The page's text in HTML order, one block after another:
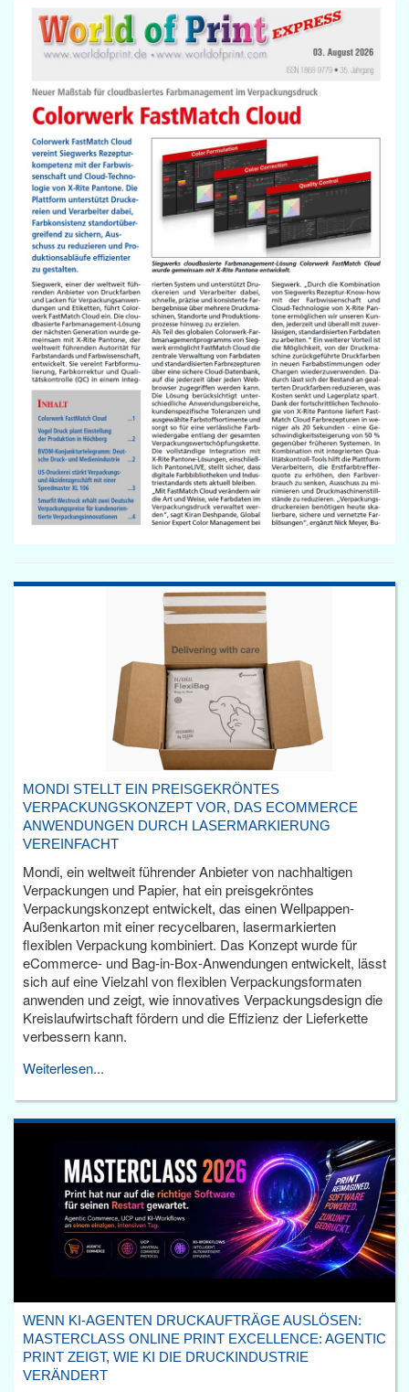
MONDI STELLT EIN PREISGEKRÖNTES
VERPACKUNGSKONZEPT VOR, DAS ECOMMERCE
ANWENDUNGEN DURCH LASERMARKIERUNG
VEREINFACHT
Mondi, ein weltweit führender Anbieter von nachhaltigen
Verpackungen und Papier, hat ein preisgekröntes
Verpackungskonzept entwickelt, das einen Wellpappen-
Außenkarton mit einer recycelbaren, lasermarkierten
flexiblen Verpackung kombiniert. Das Konzept wurde für
eCommerce- und Bag-in-Box-Anwendungen entwickelt, lässt
sich auf eine Vielzahl von flexiblen Verpackungsformaten
anwenden und zeigt, wie innovatives Verpackungsdesign die
Kreislaufwirtschaft fördern und die Effizienz der Lieferkette
verbessern kann.
Weiterlesen...
WENN KI-AGENTEN DRUCKAUFTRÄGE AUSLÖSEN:
MASTERCLASS ONLINE PRINT EXCELLENCE: AGENTIC
PRINT ZEIGT, WIE KI DIE DRUCKINDUSTRIE
VERÄNDERT